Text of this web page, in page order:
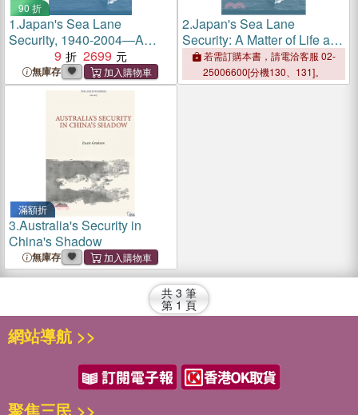
90 折
1.Japan's Sea Lane
Security, 1940-2004—A
Matter of Life and Death?
9 2699
無庫存
2.Japan's Sea Lane
Security: A Matter of Life and
Death? (Nissan
Institute/Routledge
Japanese Studies)
若需訂購本書，請電洽客服 02-
25006600[分機130、131]。
滿額折
3.Australia's Security in
China's Shadow
無庫存
共 3 筆
第 1 頁
網站導航 >>
聚焦三民 >>